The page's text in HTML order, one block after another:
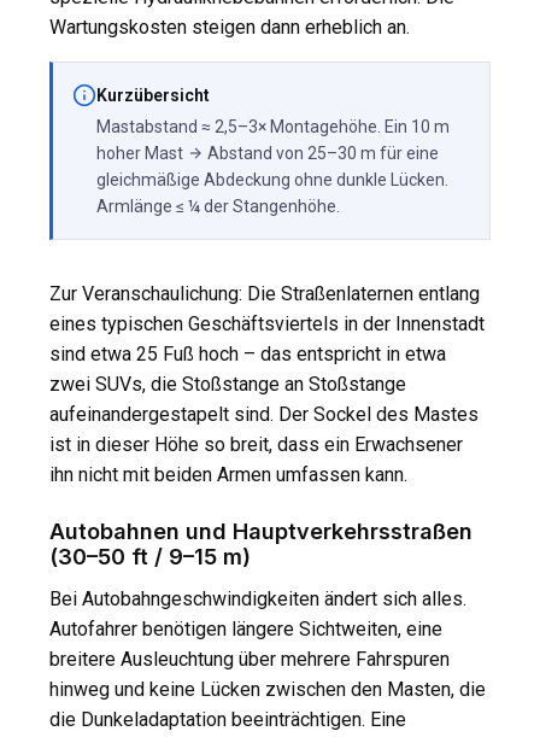
Wartungskosten steigen dann erheblich an.
Kurzübersicht
Mastabstand ≈ 2,5–3× Montagehöhe. Ein 10 m
hoher Mast
Abstand von 25–30 m für eine
gleichmäßige Abdeckung ohne dunkle Lücken.
Armlänge ≤ ¼ der Stangenhöhe.
Zur Veranschaulichung: Die Straßenlaternen entlang
eines typischen Geschäftsviertels in der Innenstadt
sind etwa 25 Fuß hoch – das entspricht in etwa
zwei SUVs, die Stoßstange an Stoßstange
aufeinandergestapelt sind. Der Sockel des Mastes
ist in dieser Höhe so breit, dass ein Erwachsener
ihn nicht mit beiden Armen umfassen kann.
Autobahnen und Hauptverkehrsstraßen
(30–50 ft / 9–15 m)
Bei Autobahngeschwindigkeiten ändert sich alles.
Autofahrer benötigen längere Sichtweiten, eine
breitere Ausleuchtung über mehrere Fahrspuren
hinweg und keine Lücken zwischen den Masten, die
die Dunkeladaptation beeinträchtigen. Eine